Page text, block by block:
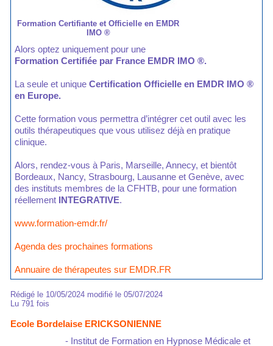
Formation Certifiante et Officielle en EMDR
IMO ®
Alors optez uniquement pour une
Formation Certifiée par France EMDR IMO ®.
La seule et unique Certification Officielle en EMDR IMO ®
en Europe.
Cette formation vous permettra d’intégrer cet outil avec les
outils thérapeutiques que vous utilisez déjà en pratique
clinique.
Alors, rendez-vous à Paris, Marseille, Annecy, et bientôt
Bordeaux, Nancy, Strasbourg, Lausanne et Genève, avec
des instituts membres de la CFHTB, pour une formation
réellement INTEGRATIVE.
www.formation-emdr.fr/
Agenda des prochaines formations
Annuaire de thérapeutes sur EMDR.FR
Rédigé le 10/05/2024 modifié le 05/07/2024
Lu 791 fois
Ecole Bordelaise ERICKSONIENNE
- Institut de Formation en Hypnose Médicale et